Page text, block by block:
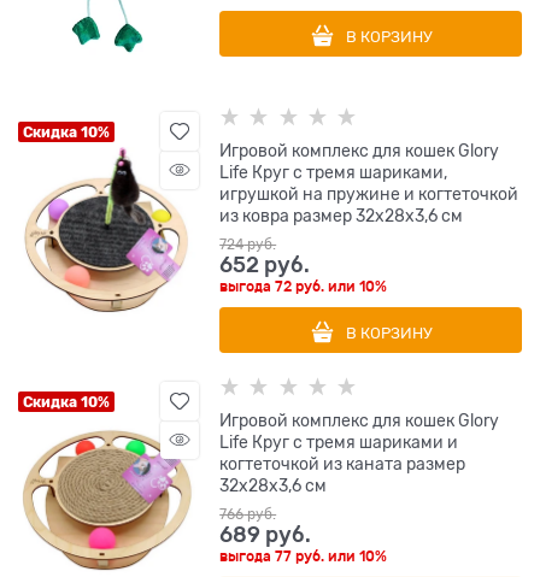
В КОРЗИНУ
Скидка 10%
Игровой комплекс для кошек Glory
Life Круг с тремя шариками,
игрушкой на пружине и когтеточкой
из ковра размер 32х28х3,6 см
724 руб.
652 руб.
выгода72 руб. или10%
В КОРЗИНУ
Скидка 10%
Игровой комплекс для кошек Glory
Life Круг с тремя шариками и
когтеточкой из каната размер
32х28х3,6 см
766 руб.
689 руб.
выгода77 руб. или10%